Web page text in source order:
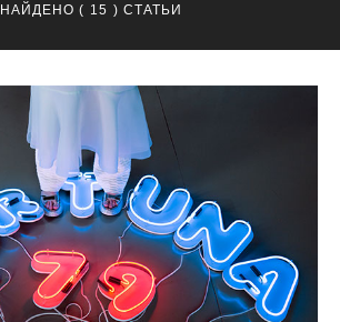
НАЙДЕНО ( 15 ) СТАТЬИ